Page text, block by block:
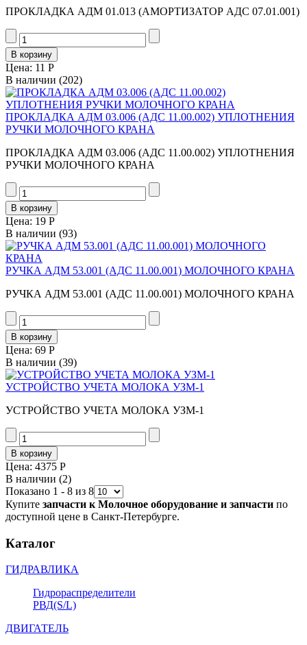
ПРОКЛАДКА АДМ 01.013 (АМОРТИЗАТОР АДС 07.01.001)
Цена: 11 Р
В наличии (202)
ПРОКЛАДКА АДМ 03.006 (АДС 11.00.002) УПЛОТНЕНИЯ
РУЧКИ МОЛОЧНОГО КРАНА
ПРОКЛАДКА АДМ 03.006 (АДС 11.00.002) УПЛОТНЕНИЯ
РУЧКИ МОЛОЧНОГО КРАНА
Цена: 19 Р
В наличии (93)
РУЧКА АДМ 53.001 (АДС 11.00.001) МОЛОЧНОГО КРАНА
РУЧКА АДМ 53.001 (АДС 11.00.001) МОЛОЧНОГО КРАНА
Цена: 69 Р
В наличии (39)
УСТРОЙСТВО УЧЕТА МОЛОКА УЗМ-1
УСТРОЙСТВО УЧЕТА МОЛОКА УЗМ-1
Цена: 4375 Р
В наличии (2)
Показано 1 - 8 из 8
Купите запчасти к Молочное оборудование и запчасти по
доступной цене в Санкт-Петербурге.
Каталог
ГИДРАВЛИКА
Гидрораспределители
РВД(S/L)
ДВИГАТЕЛЬ